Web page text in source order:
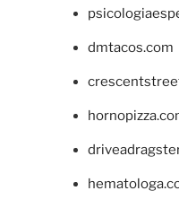
dmtacos.com